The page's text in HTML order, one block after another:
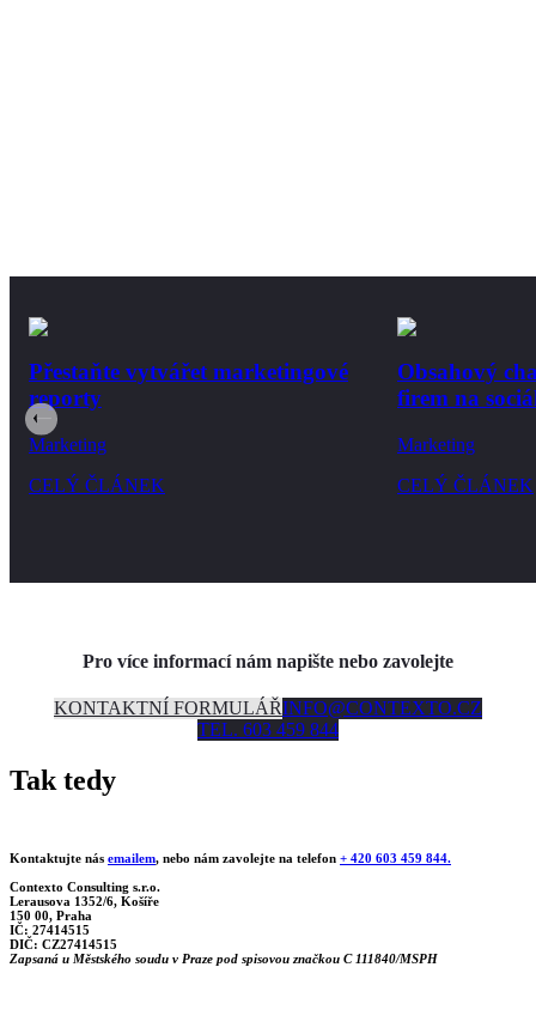
Přestaňte vytvářet marketingové
reporty
Marketing
CELÝ ČLÁNEK
Obsahový
firem na
Marketing
CELÝ ČLÁNEK
Pro více informací nám napište nebo zavolejte
KONTAKTNÍ FORMULÁŘINFO@CONTEXTO.CZ
TEL. 603 459 844
Tak tedy
Kontaktujte nás emailem, nebo nám zavolejte na telefon + 420 603 459 844.
Contexto Consulting s.r.o.
Lerausova 1352/6, Košíře
150 00, Praha
IČ: 27414515
DIČ: CZ27414515
Zapsaná u Městského soudu v Praze pod spisovou značkou C 111840/MSPH